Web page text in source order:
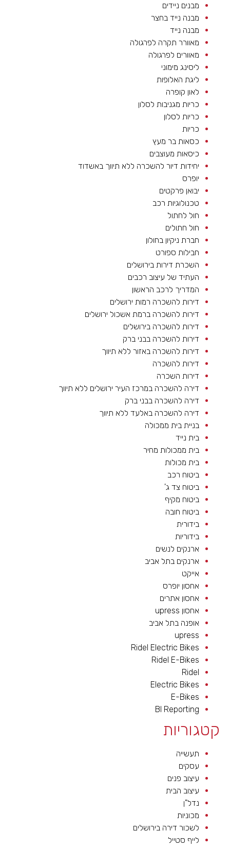
מבנים ניידים
מבנה נייד בחצר
מבנה נייד
מאוורר תקרה לפרגולה
מאוורים לפרגולה
ליסינג מימוני
ליגת האלופות
לאון קופרה
כריות מגניבות לסלון
כריות לסלון
כריות
כסאות בר מעץ
כיסאות מעוצבים
יחידות דיור להשכרה ללא תיווך באשדוד
יופרס
יבואן פרקטים
טכנולוגיות רכב
חול לחתול
חול חתולים
חברת ניקיון בחולון
חבילות ספורט
השכרת דירות בירושלים
העתיד של עיצוב רכבים
המדריך לרכב הראשון
דירות להשכרה רמות ירושלים
דירות להשכרה ברמת אשכול ירושלים
דירות להשכרה בירושלים
דירות להשכרה בבני ברק
דירות להשכרה באזור ללא תיווך
דירות להשכרה
דירות השכרה
דירה להשכרה במרכז העיר ירושלים ללא תיווך
דירה להשכרה בבני ברק
דירה להשכרה באלעד ללא תיווך
בניית בית ממכולה
בית נייד
בית ממכולות מחיר
בית מכולות
ביטוח רכב
ביטוח צד ג'
ביטוח מקיף
ביטוח חובה
בידורית
בידוריות
ארנקים לנשים
ארנקים בתל אביב
אייקט
אחסון יופרס
אחסון אתרים
אחסון upress
אופנה בתל אביב
upress
Ridel Electric Bikes
Ridel E-Bikes
Ridel
Electric Bikes
E-Bikes
BI Reporting
קטגוריות
תעשייה
עסקים
עיצוב פנים
עיצוב הבית
נדל"ן
מכוניות
לשכור דירה בירושלים
לייף סטייל